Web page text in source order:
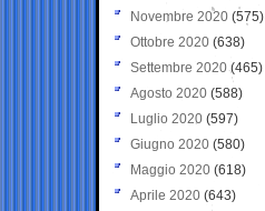
Novembre 2020 (575)
Ottobre 2020 (638)
Settembre 2020(465)
Agosto 2020 (588)
Luglio 2020 (597)
Giugno 2020 (580)
Maggio 2020 (618)
Aprile 2020 (643)